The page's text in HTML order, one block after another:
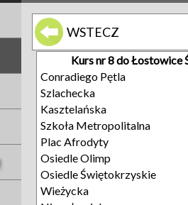
WSTECZ
Kurs nr 8 do Łostowice
Conradiego Pętla
Szlachecka
Kasztelańska
Szkoła Metropolitalna
Plac Afrodyty
Osiedle Olimp
Osiedle Świętokrzyskie
Wieżycka